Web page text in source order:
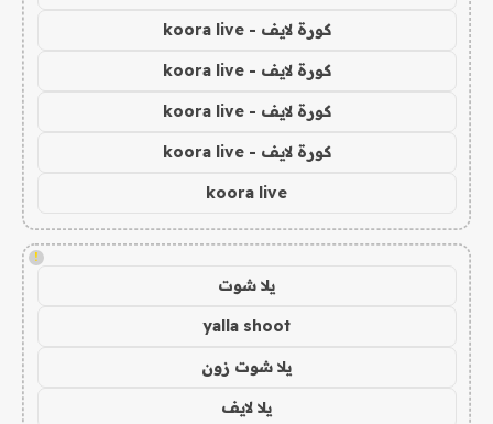
كورة لايف - koora live
كورة لايف - koora live
كورة لايف - koora live
كورة لايف - koora live
koora live
!
يلا شوت
yalla shoot
يلا شوت زون
يلا لايف